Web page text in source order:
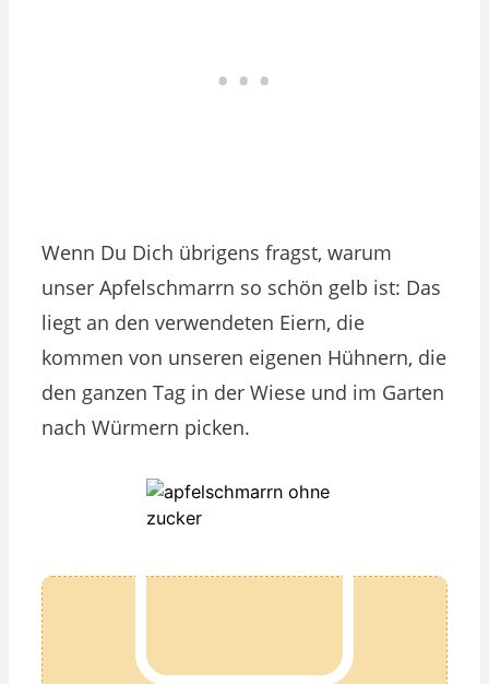
Wenn Du Dich übrigens fragst, warum
unser Apfelschmarrn so schön gelb ist: Das
liegt an den verwendeten Eiern, die
kommen von unseren eigenen Hühnern, die
den ganzen Tag in der Wiese und im Garten
nach Würmern picken.